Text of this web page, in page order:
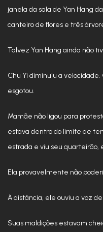
janela da sala de Yan Hang
canteiro de flores e três
Talvez Yan Hang ainda não
Chu Yi diminuiu a
esgotou.
Mamãe não ligou para
estava dentro do limite de
estrada e viu seu quarteirão,
Ela provavelmente não
À distância, ele ouviu a voz de
Suas maldições estavam